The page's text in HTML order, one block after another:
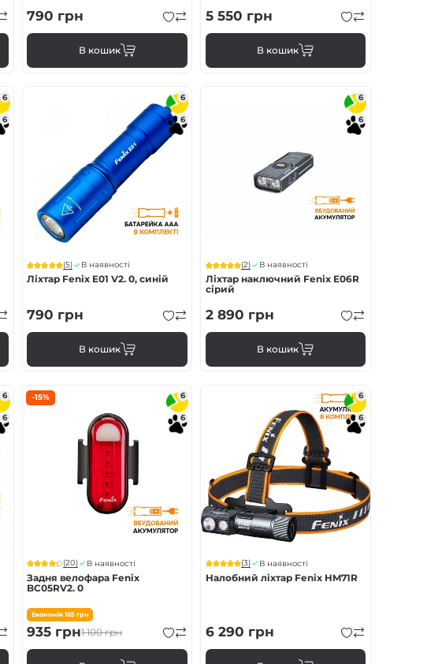
790 грн
В кошик
5 550 грн
В кошик
6
6
6
6
(5) В наявності
Ліхтар Fenix E01 V2. 0, синій
790 грн
В кошик
6
6
(2) В наявності
Ліхтар наключний Fenix E06R
сірий
2 890 грн
В кошик
6
6
-15% 6
6
(20) В наявності
Задня велофара Fenix
BC05RV2. 0
Економія 165грн
1 100грн
935 грн
6
6
(3) В наявності
Налобний ліхтар Fenix HM71R
6 290 грн